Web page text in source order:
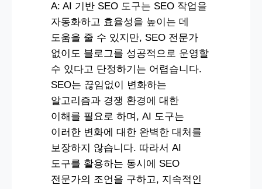
A: AI 기반 SEO 도구는 SEO 작업을
자동화하고 효율성을 높이는 데
도움을 줄 수 있지만, SEO 전문가
없이도 블로그를 성공적으로 운영할
수 있다고 단정하기는 어렵습니다.
SEO는 끊임없이 변화하는
알고리즘과 경쟁 환경에 대한
이해를 필요로 하며, AI 도구는
이러한 변화에 대한 완벽한 대처를
보장하지 않습니다. 따라서 AI
도구를 활용하는 동시에 SEO
전문가의 조언을 구하고, 지속적인